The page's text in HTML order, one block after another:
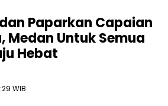
Paparkan Capaian
Medan Untuk Semua
Hebat
WIB